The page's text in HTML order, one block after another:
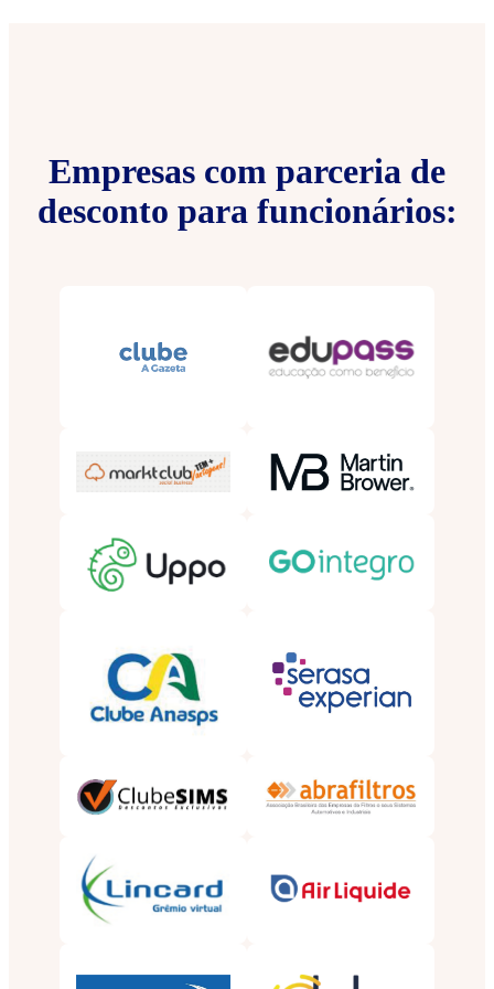
Empresas com parceria de
desconto para funcionários: